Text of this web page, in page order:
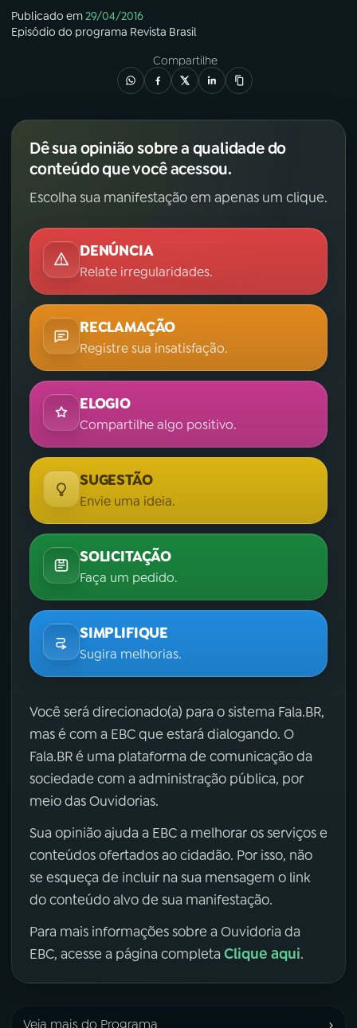
Publicado em29/04/2016
Episódio do programa Revista Brasil
Compartilhe
Dê sua opinião sobre a qualidade do
conteúdo que você acessou.
Escolha sua manifestação em apenas um clique.
DENÚNCIA
Relate irregularidades.
RECLAMAÇÃO
Registre sua insatisfação.
ELOGIO
Compartilhe algo positivo.
SUGESTÃO
Envie uma ideia.
SOLICITAÇÃO
Faça um pedido.
SIMPLIFIQUE
Sugira melhorias.
Você será direcionado(a) para o sistema Fala.BR,
mas é com a EBC que estará dialogando. O
Fala.BR é uma plataforma de comunicação da
sociedade com a administração pública, por
meio das Ouvidorias.
Sua opinião ajuda a EBC a melhorar os serviços e
conteúdos ofertados ao cidadão. Por isso, não
se esqueça de incluir na sua mensagem o link
do conteúdo alvo de sua manifestação.
Para mais informações sobre a Ouvidoria da
EBC, acesse a página completa Clique aqui.
Veja mais do Programa